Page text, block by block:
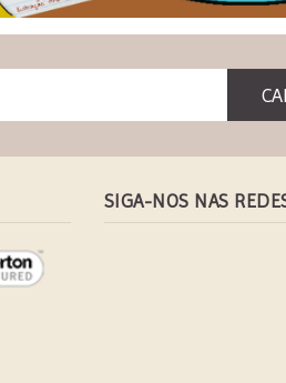
SIGA-NOS NAS